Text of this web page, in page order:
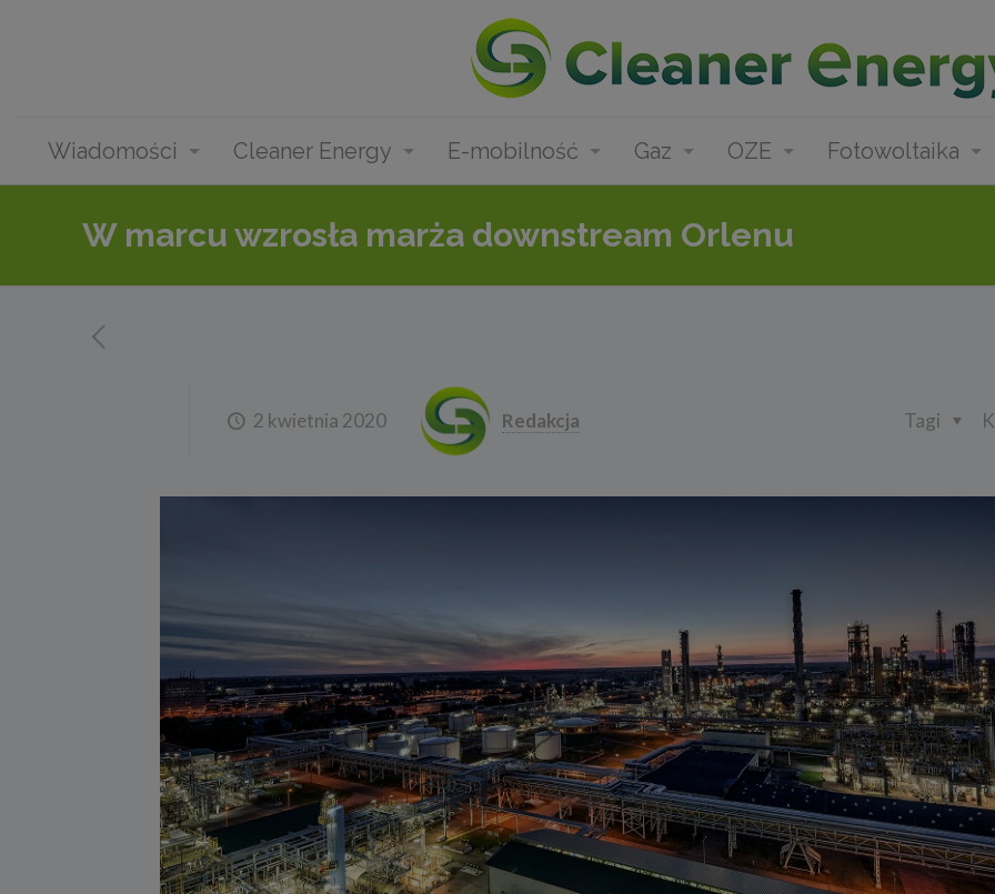
Wiadomości Cleaner Energy E-mobilność Gaz OZE Fotowoltaika
W marcu wzrosła marża downstream Orlenu
2 kwietnia 2020 Redakcja Tagi